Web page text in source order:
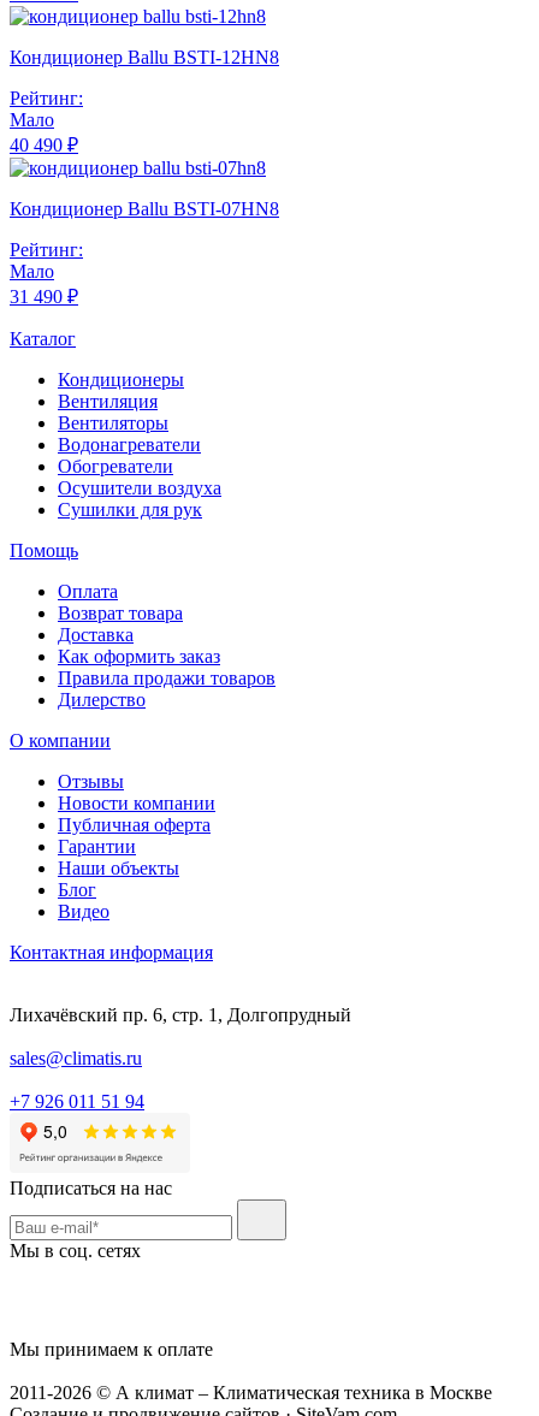
Кондиционер Ballu BSTI-12HN8
Рейтинг:
Мало
40 490 ₽
Кондиционер Ballu BSTI-07HN8
Рейтинг:
Мало
31 490 ₽
Каталог
Кондиционеры
Вентиляция
Вентиляторы
Водонагреватели
Обогреватели
Осушители воздуха
Сушилки для рук
Помощь
Оплата
Возврат товара
Доставка
Как оформить заказ
Правила продажи товаров
Дилерство
О компании
Отзывы
Новости компании
Публичная оферта
Гарантии
Наши объекты
Блог
Видео
Контактная информация
Лихачёвский пр. 6, стр. 1, Долгопрудный
sales@climatis.ru
+7 926 011 51 94
Подписаться на нас
Мы в соц. сетях
Мы принимаем к оплате
2011-2026 © А климат – Климатическая техника в Москве